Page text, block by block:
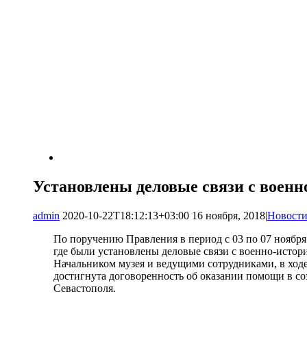
Установлены деловые связи с
admin 2020-10-22T18:12:13+03:00 16 ноября, 2018|Новости
По поручению Правления в период с 03 по 07 ноября
где были установлены деловые связи с военно-
Начальником музея и ведущими сотрудниками, в
достигнута договоренность об оказании помощи в
Севастополя.